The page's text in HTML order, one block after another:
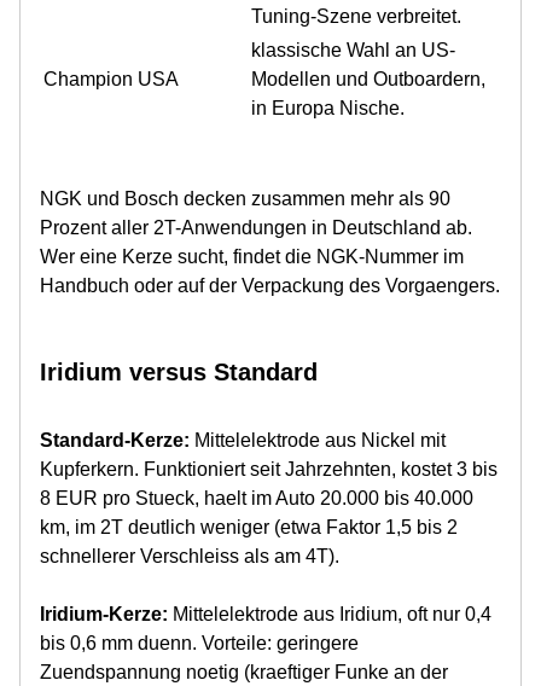
Tuning-Szene verbreitet.
Champion USA
klassische Wahl an US-
Modellen und Outboardern,
in Europa Nische.
NGK und Bosch decken zusammen mehr als 90
Prozent aller 2T-Anwendungen in Deutschland ab.
Wer eine Kerze sucht, findet die NGK-Nummer im
Handbuch oder auf der Verpackung des Vorgaengers.
Iridium versus Standard
Standard-Kerze: Mittelelektrode aus Nickel mit
Kupferkern. Funktioniert seit Jahrzehnten, kostet 3 bis
8 EUR pro Stueck, haelt im Auto 20.000 bis 40.000
km, im 2T deutlich weniger (etwa Faktor 1,5 bis 2
schnellerer Verschleiss als am 4T).
Iridium-Kerze: Mittelelektrode aus Iridium, oft nur 0,4
bis 0,6 mm duenn. Vorteile: geringere
Zuendspannung noetig (kraeftiger Funke an der